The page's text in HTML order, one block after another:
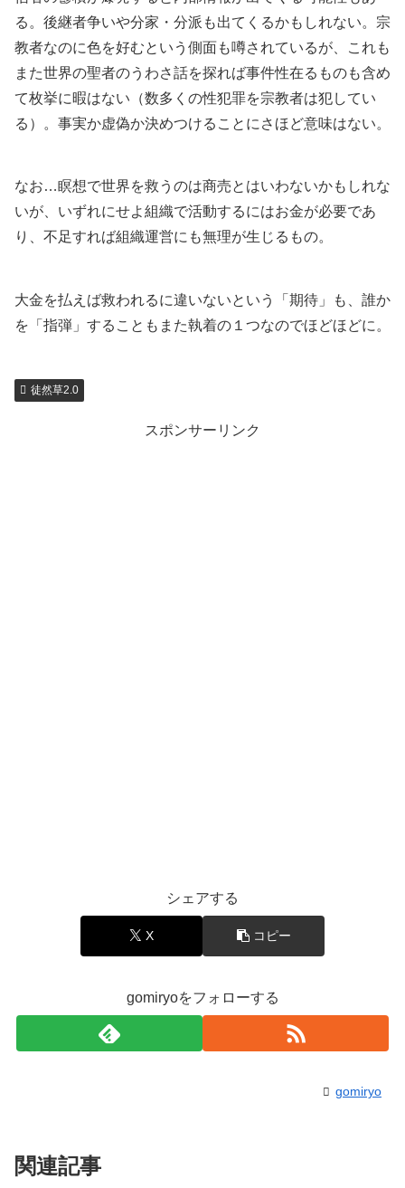
る。後継者争いや分家・分派も出てくるかもしれない。宗
教者なのに色を好むという側面も噂されているが、これも
また世界の聖者のうわさ話を探れば事件性在るものも含め
て枚挙に暇はない（数多くの性犯罪を宗教者は犯してい
る）。事実か虚偽か決めつけることにさほど意味はない。
なお…瞑想で世界を救うのは商売とはいわないかもしれな
いが、いずれにせよ組織で活動するにはお金が必要であ
り、不足すれば組織運営にも無理が生じるもの。
大金を払えば救われるに違いないという「期待」も、誰か
を「指弾」することもまた執着の１つなのでほどほどに。
徒然草2.0
スポンサーリンク
シェアする
X コピー
gomiryoをフォローする
gomiryo
関連記事